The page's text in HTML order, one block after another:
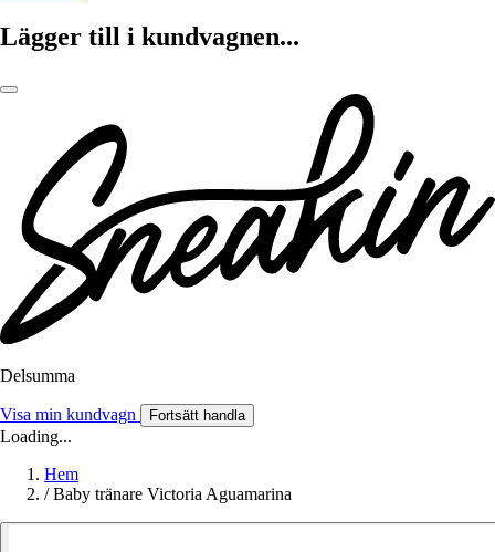
Lägger till i kundvagnen...
Delsumma
Visa min kundvagn Fortsätt handla
Loading...
Hem
/ Baby tränare Victoria Aguamarina